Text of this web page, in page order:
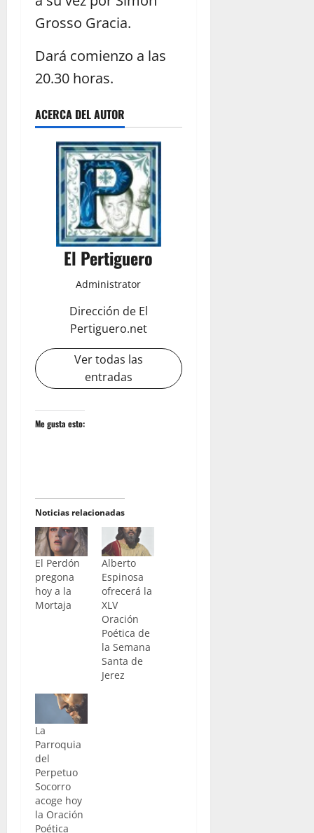
Grosso Gracia.
Dará comienzo a las
20.30 horas.
ACERCA DEL AUTOR
El Pertiguero
Administrator
Dirección de El
Pertiguero.net
Ver todas las
entradas
Me gusta esto:
Noticias relacionadas
El Perdón
pregona
hoy a la
Mortaja
Alberto
Espinosa
ofrecerá la
XLV
Oración
Poética de
la Semana
Santa de
Jerez
La
Parroquia
del
Perpetuo
Socorro
acoge hoy
la Oración
Poética